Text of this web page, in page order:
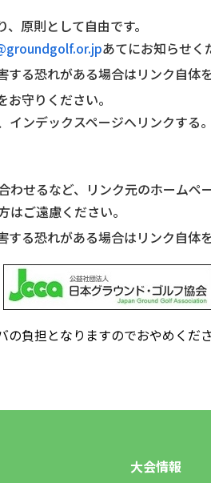
原則として自由です。
あてにお知らせく
る恐れがある場合はリンク自体
守りください。
ンデックスページへリンクする。
せるなど、リンク元のホームペ
ご遠慮ください。
る恐れがある場合はリンク自体
負担となりますのでおやめくださ
大会情報